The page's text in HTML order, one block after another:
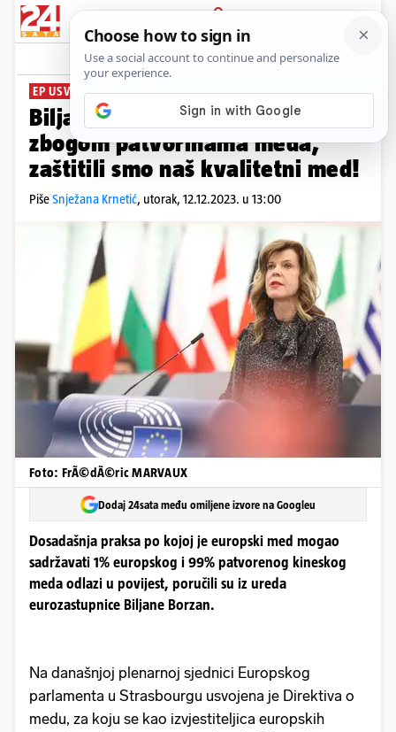
PRIJAVA
News Komentari
EP USVOJIO DIREKTIVU O MEDU
Biljana Borzan (SDP): Konačno
zbogom patvorinama meda,
zaštitili smo naš kvalitetni med!
PišeSnježana Krnetić, utorak, 12.12.2023. u 13:00
Foto: FrÃ©dÃ©ric MARVAUX
Dodaj 24sata među omiljene izvore na Googleu
Dosadašnja praksa po kojoj je europski med mogao
sadržavati 1% europskog i 99% patvorenog kineskog
meda odlazi u povijest, poručili su iz ureda
eurozastupnice Biljane Borzan.
Na današnjoj plenarnoj sjednici Europskog
parlamenta u Strasbourgu usvojena je Direktiva o
medu, za koju se kao izvjestiteljica europskih